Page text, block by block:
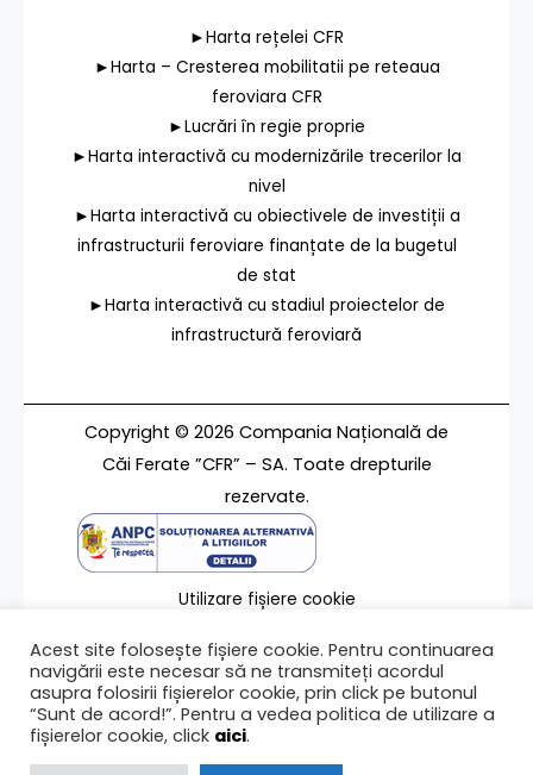
►Harta rețelei CFR
►Harta – Cresterea mobilitatii pe reteaua
feroviara CFR
►Lucrări în regie proprie
►Harta interactivă cu modernizările trecerilor la
nivel
►Harta interactivă cu obiectivele de investiții a
infrastructurii feroviare finanțate de la bugetul
de stat
►Harta interactivă cu stadiul proiectelor de
infrastructură feroviară
Copyright © 2026 Compania Națională de
Căi Ferate ”CFR” – SA. Toate drepturile
rezervate.
Utilizare fișiere cookie
Contact
Ultima modificare a paginii 18/12/2024
Acest site folosește fișiere cookie. Pentru continuarea
navigării este necesar să ne transmiteți acordul
asupra folosirii fișierelor cookie, prin click pe butonul
“Sunt de acord!”. Pentru a vedea politica de utilizare a
fișierelor cookie, click aici.